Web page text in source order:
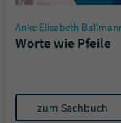
Anke Elisabeth
Worte wie Pfeile
zum Sachbuch